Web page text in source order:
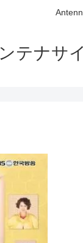
テナサ